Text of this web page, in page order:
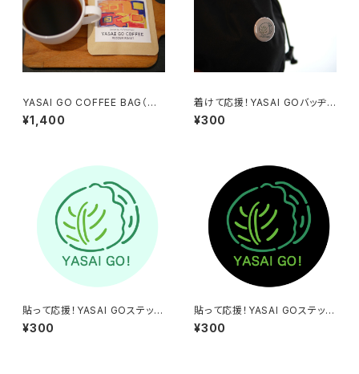
YASAI GO COFFEE BAG（中
煎り）5個入り
¥1,400
着けて応援！YASAI GOバッヂ
（ベージュ）
¥300
貼って応援！YASAI GOステッカ
ー（グリーン）
¥300
貼って応援！YASAI GOステッカ
ー（ブラック）
¥300